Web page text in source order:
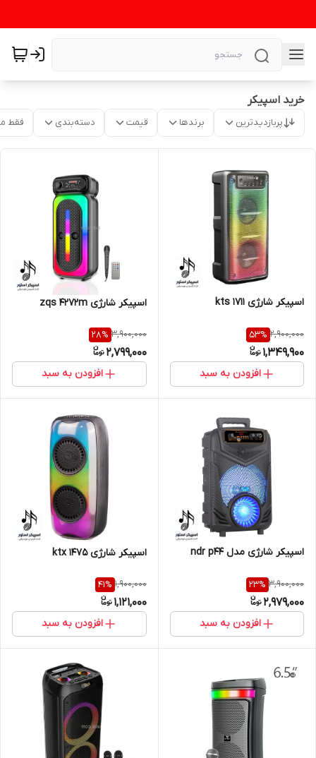
خرید اسپیکر
پربازدیدترین برندها قیمت دسته‌بندی فقط
اسپیکر شارژی kts ۱۷۱۱
2,900,000
53%
1,349,900
افزودن به سبد
اسپیکر شارژی zqs 4272m
3,900,000
28%
2,799,000
افزودن به سبد
اسپیکر شارژی مدل ndr p44
3,900,000
23%
2,979,000
افزودن به سبد
اسپیکر شارژی ktx 1475
1,900,000
41%
1,121,000
افزودن به سبد